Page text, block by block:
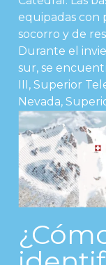
equipadas con
socorro y de
Durante el
sur, se
III, Superior
Nevada,